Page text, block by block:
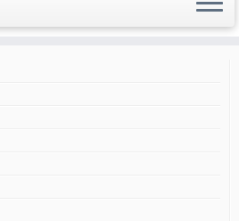
»Upravno vijeće – sjednica